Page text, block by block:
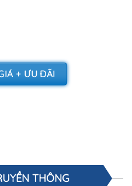
+ ƯU ĐÃI
THÔNG